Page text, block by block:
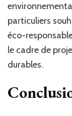
particuliers
éco-
le cadre de
durables.